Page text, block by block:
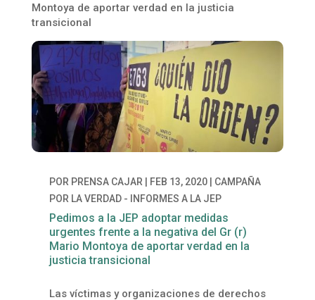
Montoya de aportar verdad en la justicia
transicional
POR PRENSA CAJAR | FEB 13, 2020| CAMPAÑA
POR LA VERDAD - INFORMES A LA JEP
Pedimos a la JEP adoptar medidas
urgentes frente a la negativa del Gr (r)
Mario Montoya de aportar verdad en la
justicia transicional
Las víctimas y organizaciones de derechos